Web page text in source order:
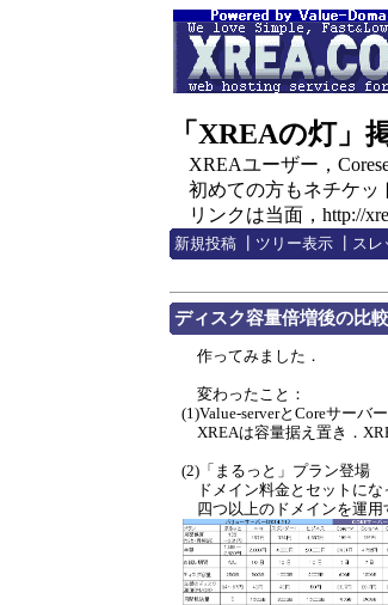
「XREAの灯」
XREAユーザー，
初めての方もネチケッ
リンクは当面，http://
新規投稿 ツリー表示 スレ
ディスク容量倍増後の比
作ってみました．
変わったこと：
(1)Value-serverとCoreサーバ
XREAは容量据え置き．
(2)「まるっと」プラン登場
ドメイン料金とセットにな
四つ以上のドメインを運用